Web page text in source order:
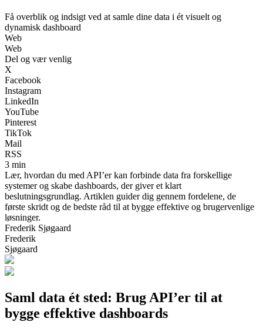
Få overblik og indsigt ved at samle dine data i ét visuelt og
dynamisk dashboard
Web
Web
Del og vær venlig
X
Facebook
Instagram
LinkedIn
YouTube
Pinterest
TikTok
Mail
RSS
3 min
Lær, hvordan du med API’er kan forbinde data fra forskellige
systemer og skabe dashboards, der giver et klart
beslutningsgrundlag. Artiklen guider dig gennem fordelene, de
første skridt og de bedste råd til at bygge effektive og brugervenlige
løsninger.
Frederik Sjøgaard
Frederik
Sjøgaard
Saml data ét sted: Brug API’er til at
bygge effektive dashboards